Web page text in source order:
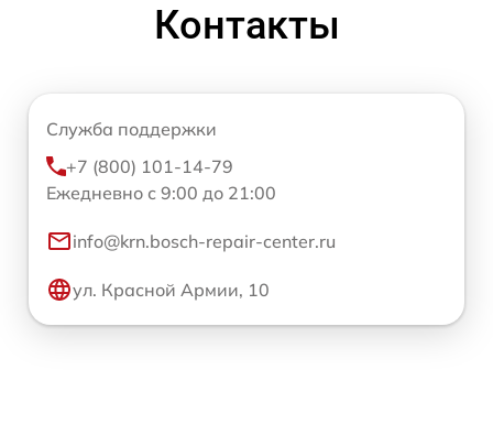
Контакты
Служба поддержки
+7 (800) 101-14-79
Ежедневно с 9:00 до 21:00
info@krn.bosch-repair-center.ru
ул. Красной Армии, 10